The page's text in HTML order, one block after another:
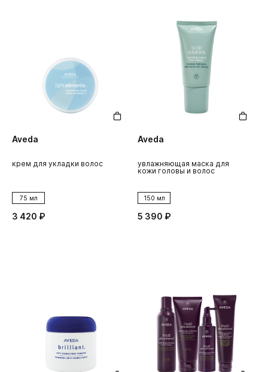
Aveda
крем для укладки волос
75 мл
3 420 ₽
Aveda
увлажняющая маска для
кожи головы и волос
150 мл
5 390 ₽